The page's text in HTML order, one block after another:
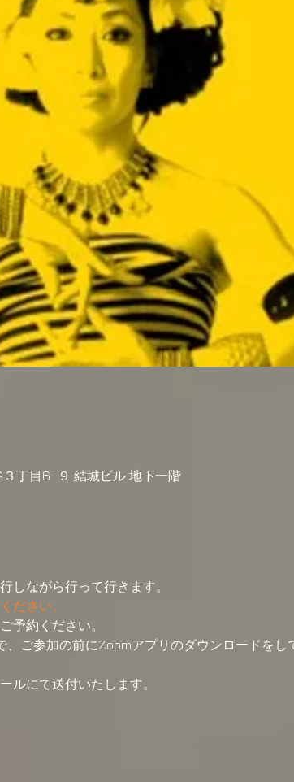
丁目6−９ 結城ビル 地下一階
しながら行って行きます。
ださい。
予約ください。
ご参加の前にZoomアプリのダウンロードをし
ルにて送付いたします。